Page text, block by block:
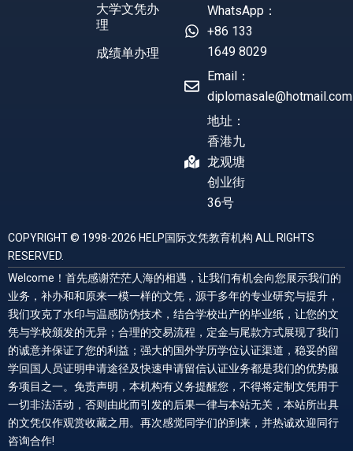
大学文凭办
理
成绩单办理
WhatsApp：
+86 133
1649 8029
Email：
diplomasale@hotmail.com
地址：
香港九
龙观塘
创业街
36号
COPYRIGHT © 1998-2026 HELP国际文凭教育机构 ALL RIGHTS
RESERVED.
Welcome！首先感谢茫茫人海的相遇，让我们有机会向您展示我们的
业务，补办和和原来一模一样的文凭，源于多年的专业研究与提升，
我们攻克了水印与温感防伪技术，结合学校出产的毕业纸，让您的文
凭与学校颁发的无异；合理的交易流程，定金与尾款方式展现了我们
的诚意并保证了您的利益；强大的国外学历学位认证渠道，稳妥的留
学回国人员证明申请途径及快速申请留信认证业务都是我们的优势服
务项目之一。免责声明，本机构有义务提醒您，不得将定制文凭用于
一切非法活动，否则由此而引发的后果一律与本站无关，本站所出具
的文凭仅作观赏收藏之用。再次感觉同学们的到来，并热诚欢迎同行
咨询合作!